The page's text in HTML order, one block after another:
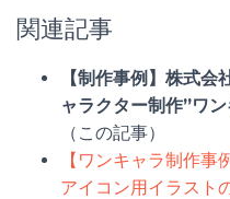
関連記事
【制作事例】株式
ャラクター制作”ワ
（この記事）
【ワンキャラ制作
アイコン用イラスト